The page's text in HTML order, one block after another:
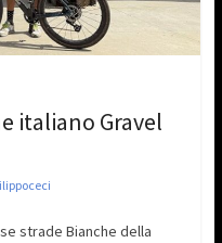
italiano Gravel
strade Bianche della